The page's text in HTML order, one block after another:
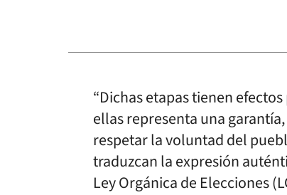
“Dichas etapas tienen
ellas representa una
respetar la voluntad del
traduzcan la expresión
Ley Orgánica de Elecciones